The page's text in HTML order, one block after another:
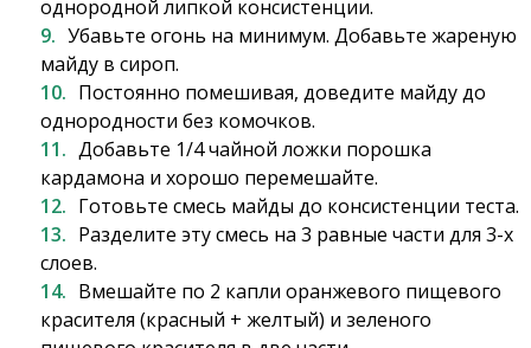
однородной липкой консистенции.
Убавьте огонь на минимум. Добавьте жареную
майду в сироп.
Постоянно помешивая, доведите майду до
однородности без комочков.
Добавьте 1/4 чайной ложки порошка
кардамона и хорошо перемешайте.
Готовьте смесь майды до консистенции теста.
Разделите эту смесь на 3 равные части для 3-х
слоев.
Вмешайте по 2 капли оранжевого пищевого
красителя (красный + желтый) и зеленого